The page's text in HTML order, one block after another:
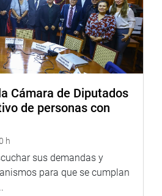
del Decreto Legislativo 728.
el presidente de la comisión
que un importante sector de
mantiene escalas
generado una pérdida del
al 57 %, afectando su derecho
y suficiente.
también dificulta la retención de
propiciando la
hacia otras entidades
Cámara de Diputados
de personas con
h
sus demandas y
para que se cumplan